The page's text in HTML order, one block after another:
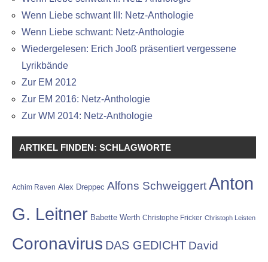
Wenn Liebe schwant III: Netz-Anthologie
Wenn Liebe schwant: Netz-Anthologie
Wiedergelesen: Erich Jooß präsentiert vergessene
Lyrikbände
Zur EM 2012
Zur EM 2016: Netz-Anthologie
Zur WM 2014: Netz-Anthologie
ARTIKEL FINDEN: SCHLAGWORTE
Achim Raven Alex Dreppec Alfons SchweiggertAnton
G. Leitner Babette Werth Christophe Fricker Christoph Leisten
Coronavirus DAS GEDICHT David